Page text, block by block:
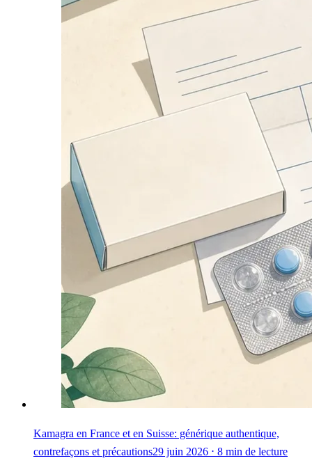
Kamagra en France et en Suisse: générique authentique,
contrefaçons et précautions29 juin 2026 ⋅ 8 min de lecture